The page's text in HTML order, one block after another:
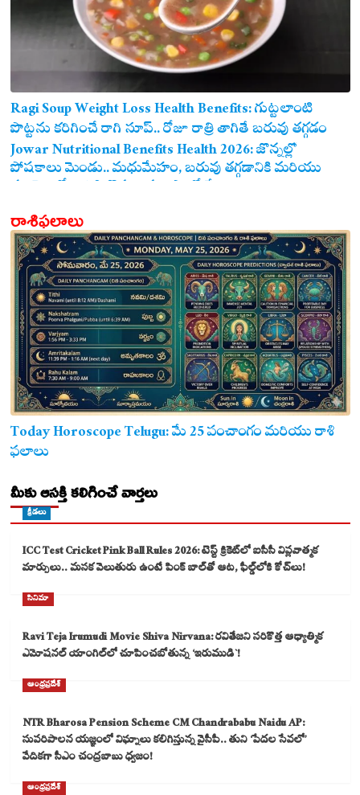
Ragi Soup Weight Loss Health Benefits: గుట్టలాంటి
పొట్టను కరిగించే రాగి సూప్.. రోజూ రాత్రి తాగితే బరువు తగ్గడం
ఖాయం!
Jowar Nutritional Benefits Health 2026: జొన్నల్లో
పోషకాలు మెండు.. మధుమేహం, బరువు తగ్గడానికి మరియు
గుండె ఆరోగ్యానికి జొన్న అన్నం ఎంతో మేలు!
రాశిఫలాలు
Today Horoscope Telugu: మే 25 పంచాంగం మరియు రాశి
ఫలాలు
మీకు ఆసక్తి కలిగించే వార్తలు
క్రీడలు
ICC Test Cricket Pink Ball Rules 2026: టెస్ట్ క్రికెట్‌లో ఐసీసీ విప్లవాత్మక
మార్పులు.. మసక వెలుతురు ఉంటే పింక్ బాల్‌తో ఆట, ఫీల్డ్‌లోకి కోచ్‌లు!
సినిమా
Ravi Teja Irumudi Movie Shiva Nirvana: రవితేజని సరికొత్త ఆధ్యాత్మిక
ఎమోషనల్ యాంగిల్‌లో చూపించబోతున్న ‘ఇరుముడి`!
ఆంధ్రప్రదేశ్
NTR Bharosa Pension Scheme CM Chandrababu Naidu AP:
సుపరిపాలన యజ్ఞంలో విఘ్నాలు కలిగిస్తున్న వైసీపీ.. తుని ‘పేదల సేవలో’
వేదికగా సీఎం చంద్రబాబు ధ్వజం!
ఆంధ్రప్రదేశ్